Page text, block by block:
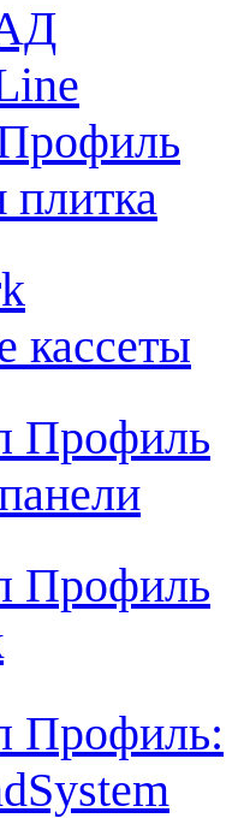
плитка
кассеты
Профиль
Профиль
Профиль: